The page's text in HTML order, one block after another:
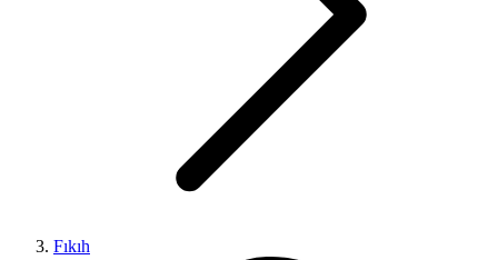
Fıkıh